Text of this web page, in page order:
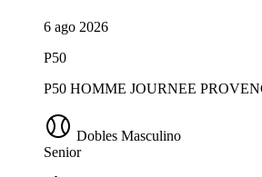
6 ago 2026
P50
P50 HOMME JOURNEE
Dobles Masculino
Senior